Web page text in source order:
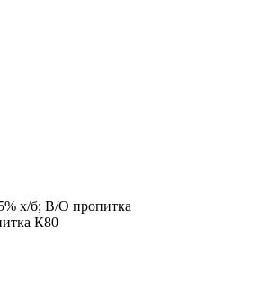
х/б; В/О пропитка
К80